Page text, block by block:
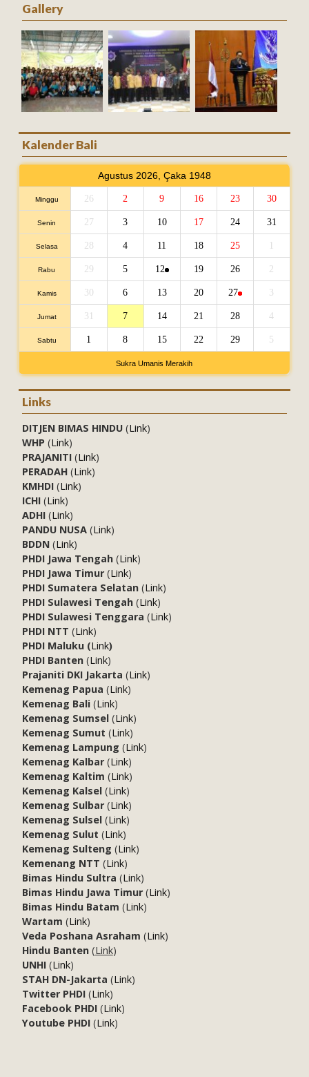
Gallery
Kalender Bali
Agustus 2026, Çaka 1948
Minggu 26 2 9 16 23 30
Senin 27 3 10 17 24 31
Selasa 28 4 11 18 25
Rabu 29 5 12 19 26 2
Kamis 30 6 13 20 27 3
Jumat 31 7 14 21 28 4
Sabtu 1 8 15 22 29 5
Sukra Umanis Merakih
Links
DITJEN BIMAS HINDU (Link)
WHP (Link)
PRAJANITI (Link)
PERADAH (Link)
KMHDI(Link)
ICHI(Link)
ADHI(Link)
PANDU NUSA(Link)
BDDN (Link)
PHDI Jawa Tengah (Link)
PHDI Jawa Timur (Link)
PHDI Sumatera Selatan (Link)
PHDI Sulawesi Tengah (Link)
PHDI Sulawesi Tenggara (Link)
PHDI NTT (Link)
PHDI Maluku (Link)
PHDI Banten (Link)
Prajaniti DKI Jakarta (Link)
Kemenag Papua (Link)
Kemenag Bali (Link)
Kemenag Sumsel (Link)
Kemenag Sumut (Link)
Kemenag Lampung (Link)
Kemenag Kalbar (Link)
Kemenag Kaltim (Link)
Kemenag Kalsel (Link)
Kemenag Sulbar (Link)
Kemenag Sulsel (Link)
Kemenag Sulut (Link)
Kemenag Sulteng (Link)
Kemenang NTT (Link)
Bimas Hindu Sultra (Link)
Bimas Hindu Jawa Timur (Link)
Bimas Hindu Batam (Link)
Wartam (Link)
Veda Poshana Asraham (Link)
Hindu Banten(Link)
UNHI (Link)
STAH DN-Jakarta (Link)
Twitter PHDI (Link)
Facebook PHDI (Link)
Youtube PHDI (Link)